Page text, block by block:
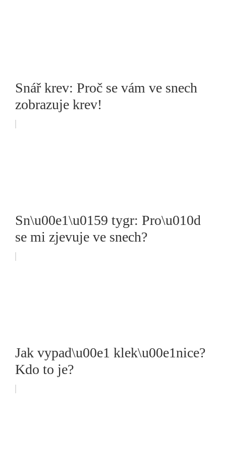
Snář krev: Proč se vám ve snech
zobrazuje krev!
Sn\u00e1\u0159 tygr: Pro\u010d
se mi zjevuje ve snech?
Jak vypad\u00e1 klek\u00e1nice?
Kdo to je?